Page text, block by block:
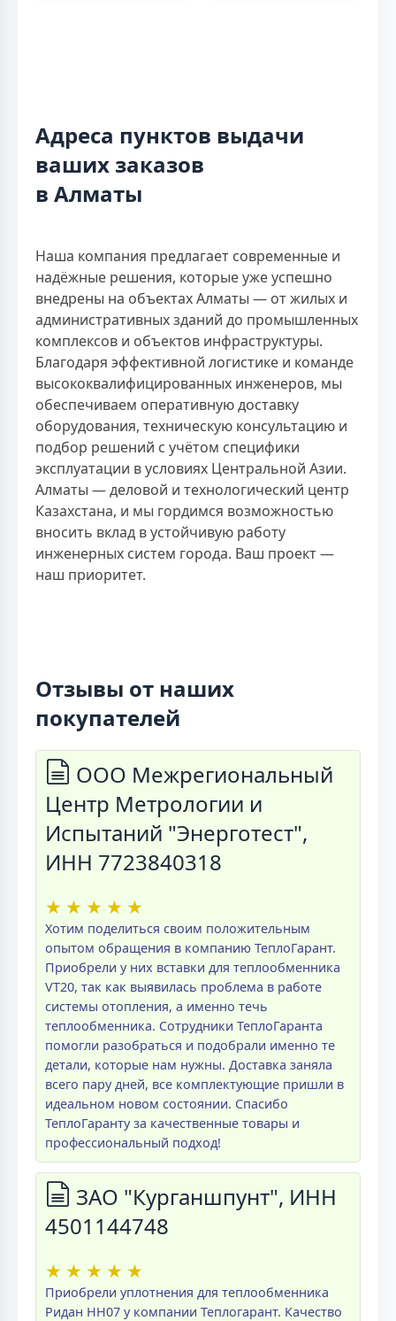
Адреса пунктов выдачи
ваших заказов
в Алматы
Наша компания предлагает современные и
надёжные решения, которые уже успешно
внедрены на объектах Алматы — от жилых и
административных зданий до промышленных
комплексов и объектов инфраструктуры.
Благодаря эффективной логистике и команде
высококвалифицированных инженеров, мы
обеспечиваем оперативную доставку
оборудования, техническую консультацию и
подбор решений с учётом специфики
эксплуатации в условиях Центральной Азии.
Алматы — деловой и технологический центр
Казахстана, и мы гордимся возможностью
вносить вклад в устойчивую работу
инженерных систем города. Ваш проект —
наш приоритет.
Отзывы от наших
покупателей
ООО Межрегиональный
Центр Метрологии и
Испытаний "Энерготест",
ИНН 7723840318
★ ★ ★ ★ ★
Хотим поделиться своим положительным
опытом обращения в компанию ТеплоГарант.
Приобрели у них вставки для теплообменника
VT20, так как выявилась проблема в работе
системы отопления, а именно течь
теплообменника. Сотрудники ТеплоГаранта
помогли разобраться и подобрали именно те
детали, которые нам нужны. Доставка заняла
всего пару дней, все комплектующие пришли в
идеальном новом состоянии. Спасибо
ТеплоГаранту за качественные товары и
профессиональный подход!
ЗАО "Курганшпунт", ИНН
4501144748
★ ★ ★ ★ ★
Приобрели уплотнения для теплообменника
Ридан НН07 у компании Теплогарант. Качество